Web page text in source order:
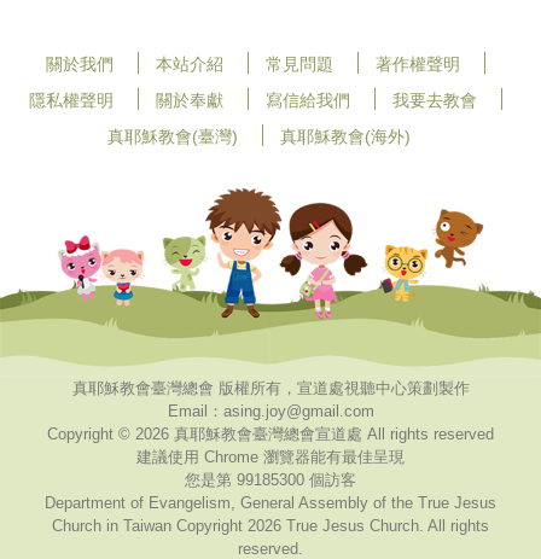
關於我們 本站介紹 常見問題
著作權聲明
隱私權聲明
關於奉獻 寫信給我們
我要去教會
真耶穌教會(臺灣)
真耶穌教會(海外)
真耶穌教會臺灣總會 版權所有，宣道處視聽中心策劃製作
Email：asing.joy@gmail.com
Copyright © 2026 真耶穌教會臺灣總會宣道處 All rights reserved
建議使用 Chrome 瀏覽器能有最佳呈現
您是第 99185300 個訪客
Department of Evangelism, General Assembly of the True Jesus
Church in Taiwan Copyright 2026 True Jesus Church. All rights
reserved.